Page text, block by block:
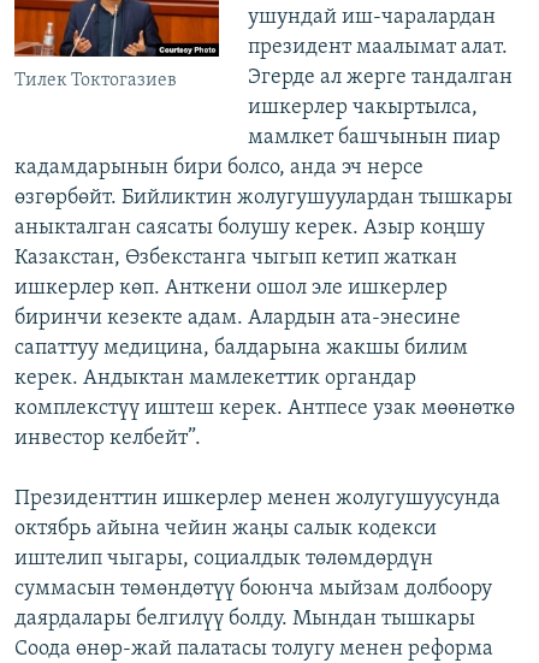
Тилек Токтогазиев
ушундай иш-чаралардан
президент маалымат алат.
Эгерде ал жерге тандалган
ишкерлер чакыртылса,
мамлкет башчынын пиар
кадамдарынын бири болсо, анда эч нерсе
өзгөрбөйт. Бийликтин жолугушуулардан тышкары
аныкталган саясаты болушу керек. Азыр коңшу
Казакстан, Өзбекстанга чыгып кетип жаткан
ишкерлер көп. Анткени ошол эле ишкерлер
биринчи кезекте адам. Алардын ата-энесине
сапаттуу медицина, балдарына жакшы билим
керек. Андыктан мамлекеттик органдар
комплекстүү иштеш керек. Антпесе узак мөөнөткө
инвестор келбейт”.
Президенттин ишкерлер менен жолугушуусунда
октябрь айына чейин жаңы салык кодекси
иштелип чыгары, социалдык төлөмдөрдүн
суммасын төмөндөтүү боюнча мыйзам долбоору
даярдалары белгилүү болду. Мындан тышкары
Соода өнөр-жай палатасы толугу менен реформа